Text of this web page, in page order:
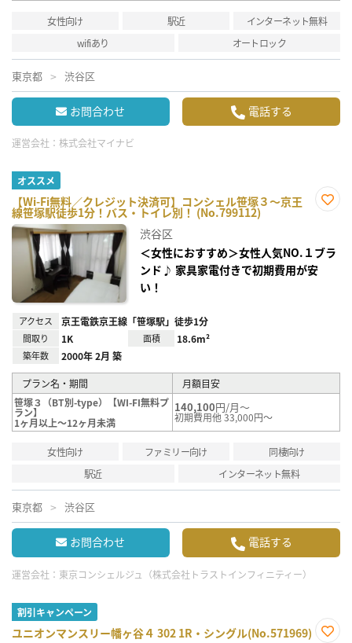
女性向け 駅近
インターネット無料
wifiあり
オートロック
東京都 渋谷区
お問合わせ 電話する
運営会社： 株式会社マイナビ
オススメ
【Wi-Fi無料／クレジット決済可】コンシェル笹塚３～京王
線笹塚駅徒歩1分！バス・トイレ別！ (No.799112)
録
渋谷区
＜女性におすすめ＞女性人気NO.１ブラ
ンド♪ 家具家電付きで初期費用が安
い！
アクセス 京王電鉄京王線「笹塚駅」徒歩1分
間取り 1K 面積 18.6m²
築年数 2000年 2月 築
プラン名・期間
月額目安
笹塚３（BT別-type）【WI-FI無料プ
ラン】
1ヶ月以上～12ヶ月未満
140,100円/月～
初期費用他 33,000円～
女性向け ファミリー向け
同棲向け
駅近
インターネット無料
東京都 渋谷区
お問合わせ 電話する
運営会社： 東京コンシェルジュ（株式会社トラストインフィニティー）
割引キャンペーン
ユニオンマンスリー幡ヶ谷４ 302 1R・シングル(No.571969)